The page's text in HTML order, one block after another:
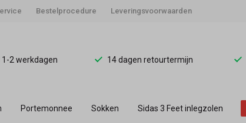
Bestelprocedure Leveringsvoorwaarden
1-2 werkdagen 14 dagen retourtermijn
Portemonnee Sokken Sidas 3 Feet inlegzolen